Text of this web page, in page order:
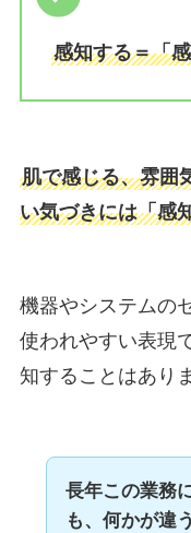
感知する＝「
肌で感じる、雰囲
い気づきには「感
機器やシステムの
使われやすい表現
知することはあり
長年この業務
も、何かが違